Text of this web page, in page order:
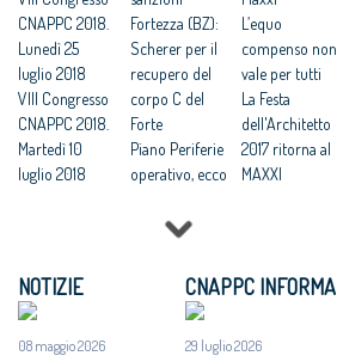
e urbana e
sicurezza
periferie, 500
MLN per
Programma
straordinario
CNAPPC 2018.
Lunedì 25
luglio 2018
VIII Congresso
CNAPPC 2018.
Martedì 10
luglio 2018
2018
VIII Congresso
CNAPPC 2018.
Domenica 8
Fortezza (BZ):
Scherer per il
recupero del
corpo C del
Forte
Piano Periferie
operativo, ecco
finanziati
«Proposte da
condividere:
L’equo
compenso non
vale per tutti
La Festa
dell'Architetto
2017 ritorna al
MAXXI
'Internazionali
zzazione e
culturale'
NOTIZIE
08 maggio 2026
CNAPPC INFORMA
29 luglio 2026